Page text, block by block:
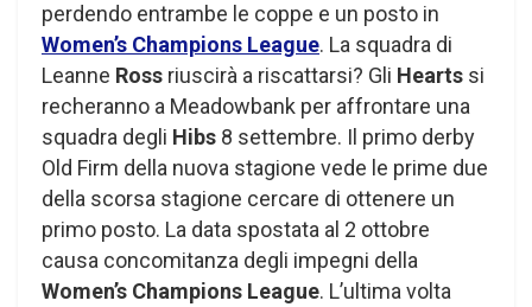
perdendo entrambe le coppe e un posto in
Women’s Champions League. La squadra di
Leanne Ross riuscirà a riscattarsi? Gli Hearts si
recheranno a Meadowbank per affrontare una
squadra degli Hibs 8 settembre. Il primo derby
Old Firm della nuova stagione vede le prime due
della scorsa stagione cercare di ottenere un
primo posto. La data spostata al 2 ottobre
causa concomitanza degli impegni della
Women’s Champions League. L’ultima volta